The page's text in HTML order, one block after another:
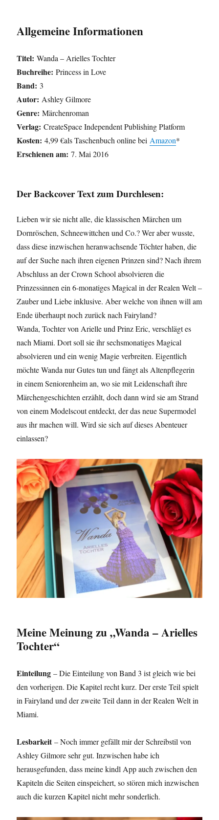
Allgemeine Informationen
Titel: Wanda – Arielles Tochter
Buchreihe: Princess in Love
Band: 3
Autor: Ashley Gilmore
Genre:Märchenroman
Verlag: CreateSpace Independent Publishing Platform
Kosten: 4,99 €als Taschenbuch online bei Amazon*
Erschienen am: 7. Mai 2016
Der Backcover Text zum Durchlesen:
Lieben wir sie nicht alle, die klassischen Märchen um
Dornröschen, Schneewittchen und Co.? Wer aber wusste,
dass diese inzwischen heranwachsende Töchter haben, die
auf der Suche nach ihren eigenen Prinzen sind? Nach ihrem
Abschluss an der Crown School absolvieren die
Prinzessinnen ein 6-monatiges Magical in der Realen Welt –
Zauber und Liebe inklusive. Aber welche von ihnen will am
Ende überhaupt noch zurück nach Fairyland?
Wanda, Tochter von Arielle und Prinz Eric, verschlägt es
nach Miami. Dort soll sie ihr sechsmonatiges Magical
absolvieren und ein wenig Magie verbreiten. Eigentlich
möchte Wanda nur Gutes tun und fängt als Altenpflegerin
in einem Seniorenheim an, wo sie mit Leidenschaft ihre
Märchengeschichten erzählt, doch dann wird sie am Strand
von einem Modelscout entdeckt, der das neue Supermodel
aus ihr machen will. Wird sie sich auf dieses Abenteuer
einlassen?
Meine Meinung zu „Wanda – Arielles
Tochter“
Einteilung – Die Einteilung von Band 3 ist gleich wie bei
den vorherigen. Die Kapitel recht kurz. Der erste Teil spielt
in Fairyland und der zweite Teil dann in der Realen Welt in
Miami.
Lesbarkeit– Noch immer gefällt mir der Schreibstil von
Ashley Gilmore sehr gut. Inzwischen habe ich
herausgefunden, dass meine kindl App auch zwischen den
Kapiteln die Seiten einspeichert, so stören mich inzwischen
auch die kurzen Kapitel nicht mehr sonderlich.